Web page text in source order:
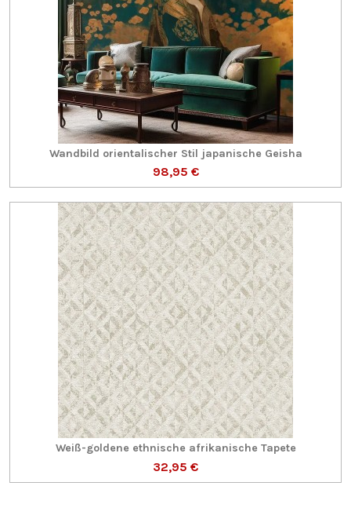
Wandbild orientalischer Stil japanische Geisha
98,95 €
Weiß-goldene ethnische afrikanische Tapete
32,95 €